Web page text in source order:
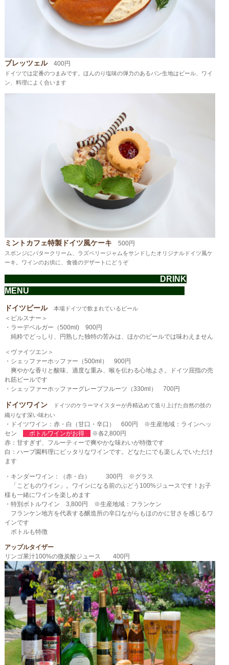
ブレッツェル400円
ドイツでは定番のつまみです。ほんのり塩味の弾力のあるパン生地はビール、ワイ
ン、料理によく合います
ミントカフェ特製ドイツ風ケーキ 500円
スポンジにバタークリーム、ラズベリージャムをサンドしたオリジナルドイツ風ケ
ーキ。ワインのお供に、食後のデザートにどうぞ
DRINK
MENU
ドイツビール 本場ドイツで飲まれているビール
＜ピルスナー＞
・ラーデベルガー（500ml) 900円
純粋でどっしり、円熟した独特の苦みは、ほかのビールでは味わえません
＜ヴァイツエン＞
・シェッファーホッファー（500ml） 900円
爽やかな香りと酸味、適度な重み、喉を伝わる心地よさ。ドイツ屈指の売
れ筋ビールです
・シェッファーホッファーグレープフルーツ（330ml） 700円
ドイツワイン
ドイツのケラーマイスターが丹精込めて造り上げた自然の技の
織りなす深い味わい
・ドイツワイン：赤・白（甘口・辛口） 600円 ※生産地域：ラインヘッ
セン
ボトルワインがお得
※各2,800円
赤：甘すぎず、フルーティーで爽やかな味わいが特徴です
白：ハーブ園料理にピッタリなワインです。どなたにでも楽しんでいただけ
ます
・キンダーワイン：（赤・白） 300円 ※グラス
「こどものワイン」。ワインになる前のぶどう100%ジュースです！お子
様も一緒にワインを楽しめます
・特別ボトルワイン 3,800円 ※生産地域：フランケン
フランケン地方を代表する醸造所の辛口ながらもほのかに甘さを感じるワ
インです
ボトルも特徴
アップルタイザー
リンゴ果汁100%の微炭酸ジュース 400円